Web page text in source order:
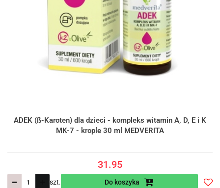
ADEK (ß-Karoten) dla dzieci - kompleks witamin A, D, E i K
MK-7 - krople 30 ml MEDVERITA
31.95
szt. Do koszyka